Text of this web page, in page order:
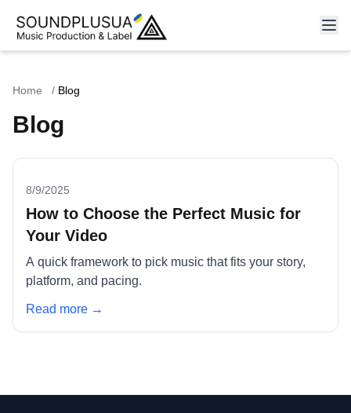
Home / Blog
Blog
8/9/2025
How to Choose the Perfect Music for
Your Video
A quick framework to pick music that fits your story,
platform, and pacing.
Read more →